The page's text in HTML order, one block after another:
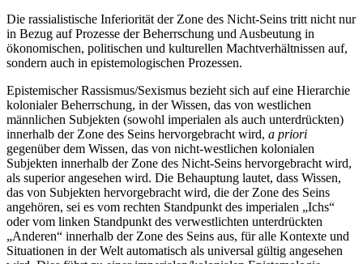
Die rassialistische Inferiorität der Zone des Nicht-Seins tritt nicht nur
in Bezug auf Prozesse der Beherrschung und Ausbeutung in
ökonomischen, politischen und kulturellen Machtverhältnissen auf,
sondern auch in epistemologischen Prozessen.
Epistemischer Rassismus/Sexismus bezieht sich auf eine Hierarchie
kolonialer Beherrschung, in der Wissen, das von westlichen
männlichen Subjekten (sowohl imperialen als auch unterdrückten)
innerhalb der Zone des Seins hervorgebracht wird, a priori
gegenüber dem Wissen, das von nicht-westlichen kolonialen
Subjekten innerhalb der Zone des Nicht-Seins hervorgebracht wird,
als superior angesehen wird. Die Behauptung lautet, dass Wissen,
das von Subjekten hervorgebracht wird, die der Zone des Seins
angehören, sei es vom rechten Standpunkt des imperialen „Ichs“
oder vom linken Standpunkt des verwestlichten unterdrückten
„Anderen“ innerhalb der Zone des Seins aus, für alle Kontexte und
Situationen in der Welt automatisch als universal gültig angesehen